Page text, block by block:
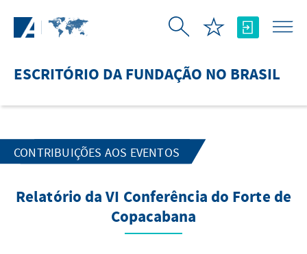
ESCRITÓRIO DA FUNDAÇÃO NO BRASIL
CONTRIBUIÇÕES AOS EVENTOS
Relatório da VI Conferência do Forte de
Copacabana